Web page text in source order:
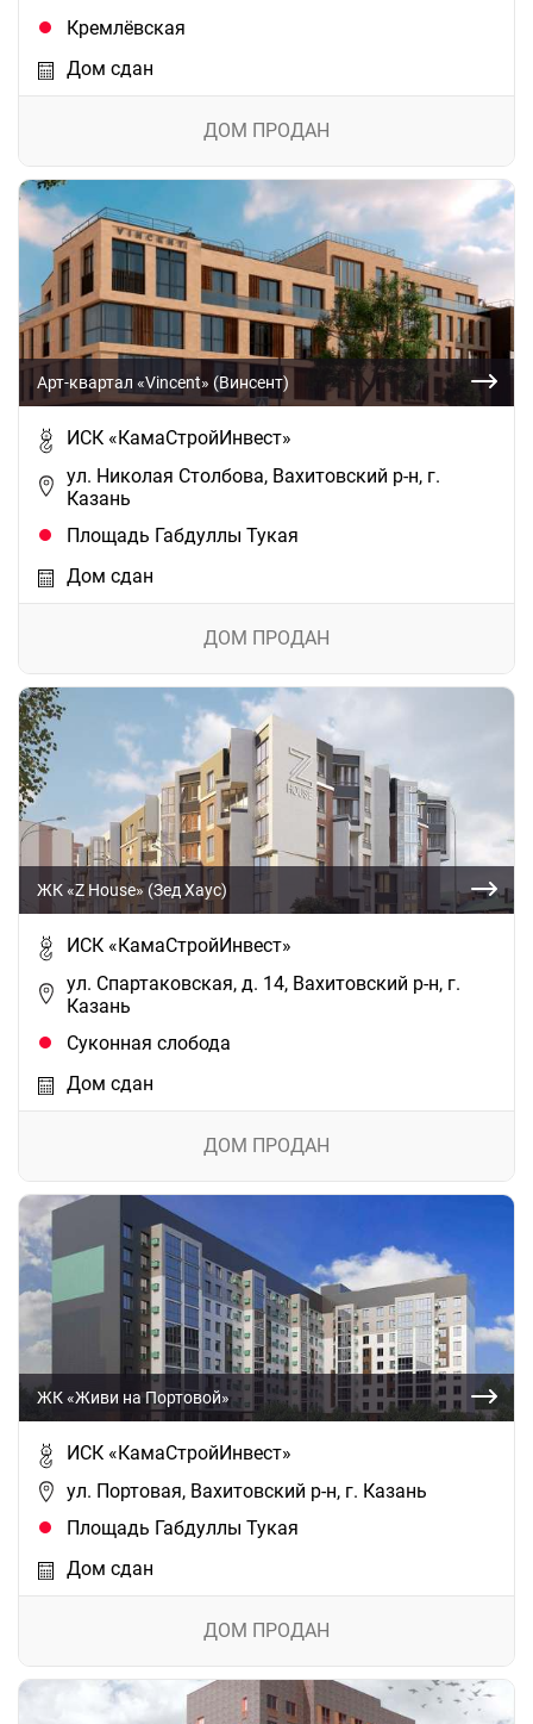
Кремлёвская
Дом сдан
ДОМ ПРОДАН
Арт-квартал «Vincent» (Винсент)
ИСК «КамаСтройИнвест»
ул. Николая Cтолбова, Вахитовский р-н, г.
Казань
Площадь Габдуллы Тукая
Дом сдан
ДОМ ПРОДАН
ЖК «Z House» (Зед Хаус)
ИСК «КамаСтройИнвест»
ул. Спартаковская, д. 14, Вахитовский р-н, г.
Казань
Суконная слобода
Дом сдан
ДОМ ПРОДАН
ЖК «Живи на Портовой»
ИСК «КамаСтройИнвест»
ул. Портовая, Вахитовский р-н, г. Казань
Площадь Габдуллы Тукая
Дом сдан
ДОМ ПРОДАН